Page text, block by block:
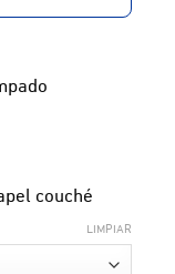
couché
LIMPIAR